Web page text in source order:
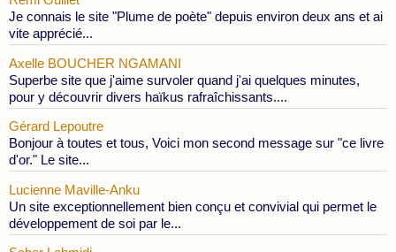
Je connais le site "Plume de poète" depuis environ deux ans et ai
vite apprécié...
Axelle BOUCHER NGAMANI
Superbe site que j'aime survoler quand j'ai quelques minutes,
pour y découvrir divers haïkus rafraîchissants....
Gérard Lepoutre
Bonjour à toutes et tous, Voici mon second message sur "ce livre
d'or." Le site...
Lucienne Maville-Anku
Un site exceptionnellement bien conçu et convivial qui permet le
développement de soi par le...